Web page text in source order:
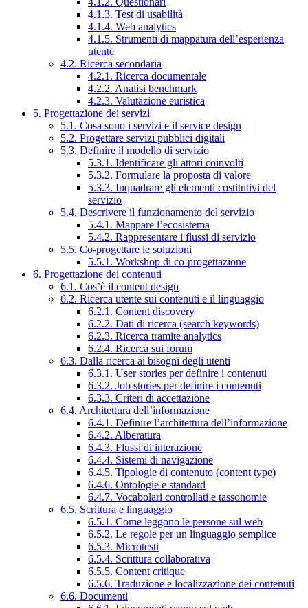
4.1.3. Test di usabilità
4.1.4. Web analytics
4.1.5. Strumenti di mappatura dell’esperienza
utente
4.2. Ricerca secondaria
4.2.1. Ricerca documentale
4.2.2. Analisi benchmark
4.2.3. Valutazione euristica
5. Progettazione dei servizi
5.1. Cosa sono i servizi e il service design
5.2. Progettare servizi pubblici digitali
5.3. Definire il modello di servizio
5.3.1. Identificare gli attori coinvolti
5.3.2. Formulare la proposta di valore
5.3.3. Inquadrare gli elementi costitutivi del
servizio
5.4. Descrivere il funzionamento del servizio
5.4.1. Mappare l’ecosistema
5.4.2. Rappresentare i flussi di servizio
5.5. Co-progettare le soluzioni
5.5.1. Workshop di co-progettazione
6. Progettazione dei contenuti
6.1. Cos’è il content design
6.2. Ricerca utente sui contenuti e il linguaggio
6.2.1. Content discovery
6.2.2. Dati di ricerca (search keywords)
6.2.3. Ricerca tramite analytics
6.2.4. Ricerca sui forum
6.3. Dalla ricerca ai bisogni degli utenti
6.3.1. User stories per definire i contenuti
6.3.2. Job stories per definire i contenuti
6.3.3. Criteri di accettazione
6.4. Architettura dell’informazione
6.4.1. Definire l’architettura dell’informazione
6.4.2. Alberatura
6.4.3. Flussi di interazione
6.4.4. Sistemi di navigazione
6.4.5. Tipologie di contenuto (content type)
6.4.6. Ontologie e standard
6.4.7. Vocabolari controllati e tassonomie
6.5. Scrittura e linguaggio
6.5.1. Come leggono le persone sul web
6.5.2. Le regole per un linguaggio semplice
6.5.3. Microtesti
6.5.4. Scrittura collaborativa
6.5.5. Content critique
6.5.6. Traduzione e localizzazione dei contenuti
6.6. Documenti